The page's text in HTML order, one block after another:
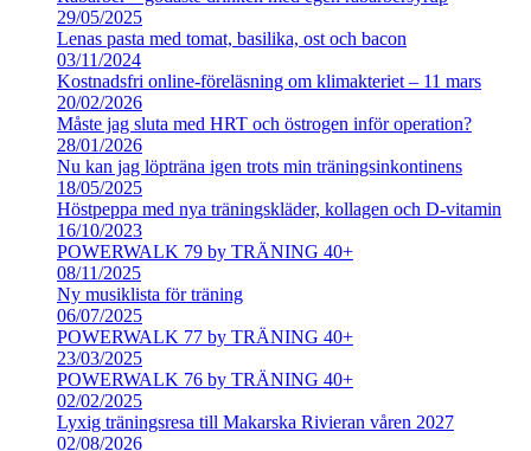
29/05/2025
Lenas pasta med tomat, basilika, ost och bacon
03/11/2024
Kostnadsfri online-föreläsning om klimakteriet – 11 mars
20/02/2026
Måste jag sluta med HRT och östrogen inför operation?
28/01/2026
Nu kan jag löpträna igen trots min träningsinkontinens
18/05/2025
Höstpeppa med nya träningskläder, kollagen och D-vitamin
16/10/2023
POWERWALK 79 by TRÄNING 40+
08/11/2025
Ny musiklista för träning
06/07/2025
POWERWALK 77 by TRÄNING 40+
23/03/2025
POWERWALK 76 by TRÄNING 40+
02/02/2025
Lyxig träningsresa till Makarska Rivieran våren 2027
02/08/2026